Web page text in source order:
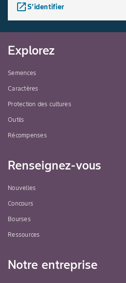
launchS’identifier
Explorez
Semences
Caractères
Protection des cultures
Outils
Récompenses
Renseignez-vous
Nouvelles
Concours
Bourses
Ressources
Notre entreprise